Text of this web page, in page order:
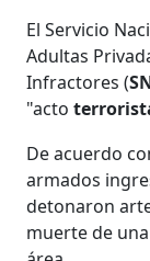
El Servicio
Adultas
Infractores (
"acto
De acuerdo
armados
detonaron
muerte de